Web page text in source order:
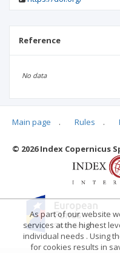
Reference
No data
Articles quoting
Main page . Rules .
© 2026 Index Copernicus
As part of our website
services at the highest
individual needs . Using
for cookies results in